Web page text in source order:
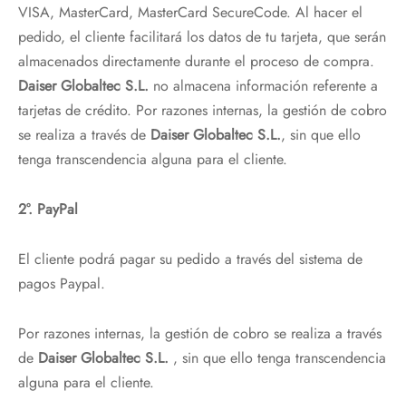
VISA, MasterCard, MasterCard SecureCode. Al hacer el
pedido, el cliente facilitará los datos de tu tarjeta, que serán
almacenados directamente durante el proceso de compra.
Daiser Globaltec S.L. no almacena información referente a
tarjetas de crédito. Por razones internas, la gestión de cobro
se realiza a través de Daiser Globaltec S.L., sin que ello
tenga transcendencia alguna para el cliente.
2°. PayPal
El cliente podrá pagar su pedido a través del sistema de
pagos Paypal.
Por razones internas, la gestión de cobro se realiza a través
de Daiser Globaltec S.L. , sin que ello tenga transcendencia
alguna para el cliente.